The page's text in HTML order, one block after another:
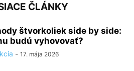
ČLÁNKY
štvorkoliek side by side:
budú vyhovovať?
- 17. mája 2026